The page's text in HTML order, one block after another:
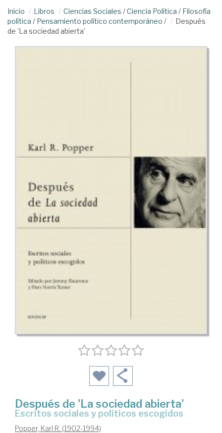
Inicio Libros Ciencias Sociales /Ciencia Política / Filosofía
política / Pensamiento político contemporáneo /
Después
de 'La sociedad abierta'
Después de 'La sociedad abierta'
escritos sociales y políticos escogidos
Popper, Karl R. (1902-1994)